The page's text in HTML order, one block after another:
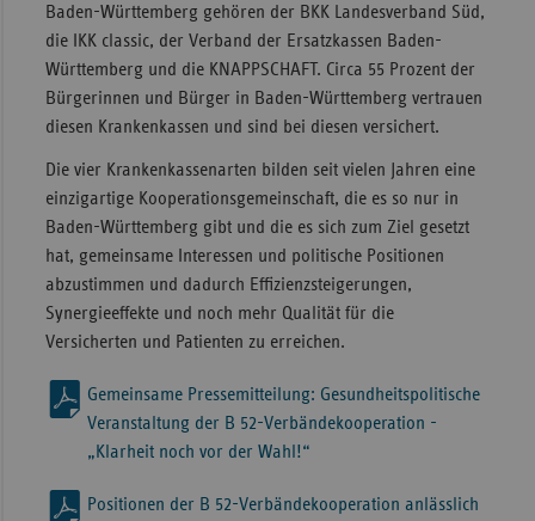
Baden-Württemberg gehören der BKK Landesverband Süd,
die IKK classic, der Verband der Ersatzkassen Baden-
Württemberg und die KNAPPSCHAFT. Circa 55 Prozent der
Bürgerinnen und Bürger in Baden-Württem­berg vertrauen
diesen Krankenkassen und sind bei diesen versichert.
Die vier Krankenkassenarten bilden seit vielen Jahren eine
einzigartige Kooperationsgemeinschaft, die es so nur in
Baden-Württemberg gibt und die es sich zum Ziel gesetzt
hat, gemeinsame Interessen und politische Positionen
abzustimmen und dadurch Effizienzsteigerungen,
Synergieeffekte und noch mehr Qualität für die
Versicherten und Patienten zu erreichen.
Gemeinsame Pressemitteilung: Gesundheitspolitische
Veranstaltung der B 52-Verbändekooperation -
„Klarheit noch vor der Wahl!“
Positionen der B 52-Verbändekooperation anlässlich